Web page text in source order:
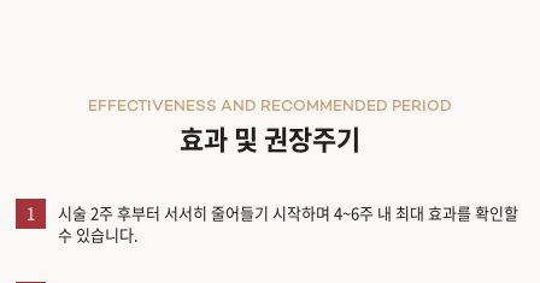
효과 및 권장주기
EFFECTIVENESS AND RECOMMENDED PERIOD
1
시술 2주 후부터 서서히 줄어들기 시작하며 4~6주 내 최대 효과를 확인할
수 있습니다.